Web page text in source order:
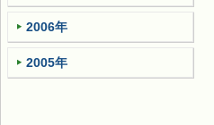
2006年
2005年